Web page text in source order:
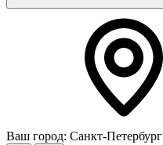
Ваш город: Санкт-Петербург